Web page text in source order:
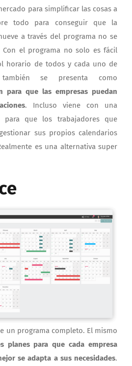
para simplificar las cosas a
todo para conseguir que la
a través del programa no se
el programa no solo es fácil
horario de todos y cada uno de
se presenta como
para que las empresas puedan
. Incluso viene con una
para que los trabajadores que
sus propios calendarios
es una alternativa super
un programa completo. El mismo
planes para que cada empresa
se adapta a sus necesidades.